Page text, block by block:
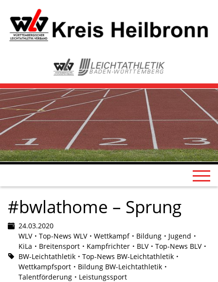
#bwlathome – Sprung
24.03.2020
WLV
Top-News WLV Wettkampf Bildung
Jugend
KiLa
Breitensport Kampfrichter BLV
Top-News BLV
BW-Leichtathletik
Top-News BW-Leichtathletik
Wettkampfsport
Bildung BW-Leichtathletik
Talentförderung
Leistungssport